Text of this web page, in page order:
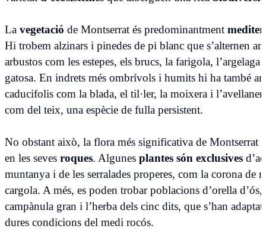
La vegetació de Montserrat és predominantment
Hi trobem alzinars i pinedes de pi blanc que s’alternen
arbustos com les estepes, els brucs, la farigola, l’argelaga
gatosa. En indrets més ombrívols i humits hi ha també
caducifolis com la blada, el til·ler, la moixera i
com del teix, una espècie de fulla persistent.
No obstant això, la flora més significativa de Montserrat
en les seves roques. Algunes plantes són exclusives
muntanya i de les serralades properes, com la corona de
cargola. A més, es poden trobar poblacions d’orella d’ós,
campànula gran i l’herba dels cinc dits, que s’han adaptat
dures condicions del medi rocós.